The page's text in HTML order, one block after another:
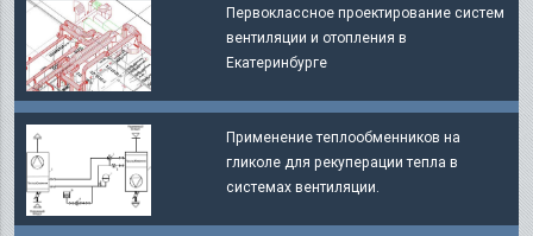
Первоклассное проектирование систем
вентиляции и отопления в
Екатеринбурге
Применение теплообменников на
гликоле для рекуперации тепла в
системах вентиляции.